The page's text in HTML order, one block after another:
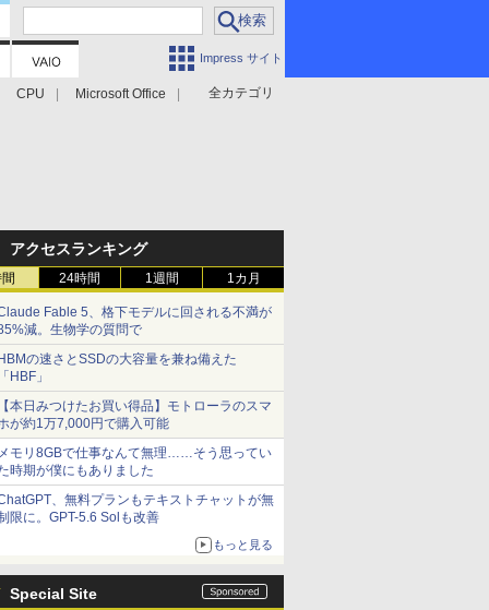
Impress サイト
全カテゴリ
CPU Microsoft Office
アクセスランキング
24時間 1週間 1カ月
Fable 5、格下モデルに回される不満が
減。生物学の質問で
の速さとSSDの大容量を兼ね備えた
HBF」
本日みつけたお買い得品】モトローラのスマ
が約1万7,000円で購入可能
モリ8GBで仕事なんて無理……そう思ってい
時期が僕にもありました
、無料プランもテキストチャットが無
限に。GPT-5.6 Solも改善
もっと見る
Special Site